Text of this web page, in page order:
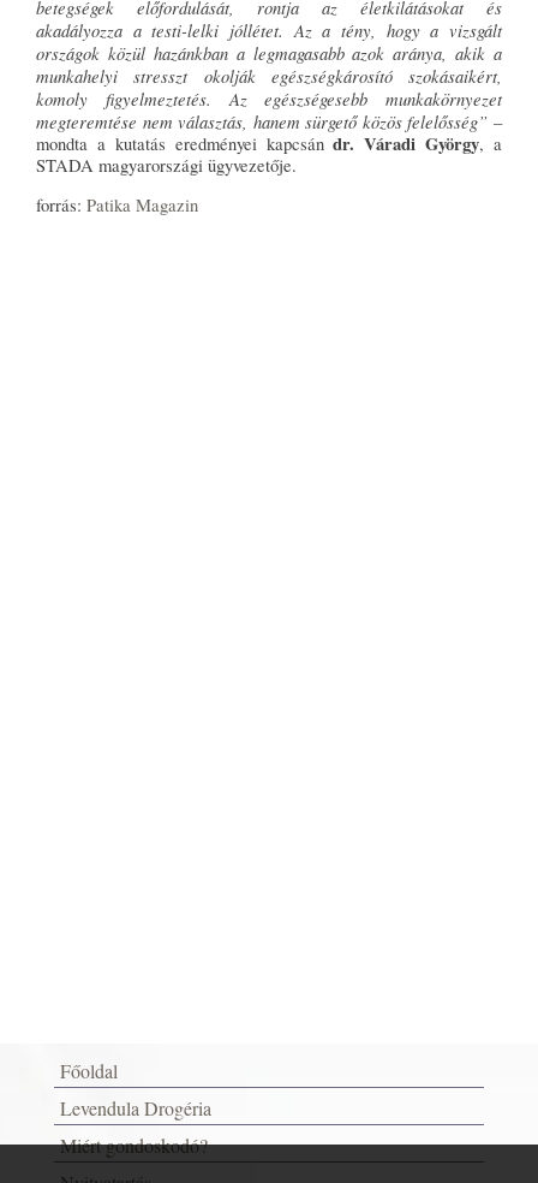
betegségek előfordulását, rontja az életkilátásokat és
akadályozza a testi-lelki jóllétet. Az a tény, hogy a vizsgált
országok közül hazánkban a legmagasabb azok aránya, akik a
munkahelyi stresszt okolják egészségkárosító szokásaikért,
komoly figyelmeztetés. Az egészségesebb munkakörnyezet
megteremtése nem választás, hanem sürgető közös felelősség” –
mondta a kutatás eredményei kapcsándr. Váradi György, a
STADA magyarországi ügyvezetője.
forrás: Patika Magazin
Főoldal
Levendula Drogéria
Miért gondoskodó?